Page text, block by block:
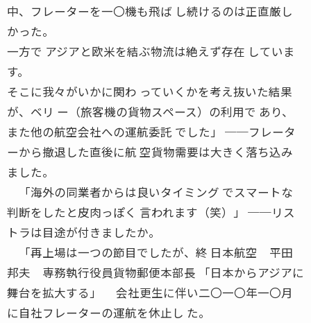
中、フレーターを一〇機も飛ば し続けるのは正直厳し
かった。
一方で アジアと欧米を結ぶ物流は絶えず存在 していま
す。
そこに我々がいかに関わ っていくかを考え抜いた結果
が、ベリ ー（旅客機の貨物スペース）の利用で あり、
また他の航空会社への運航委託 でした」 ──フレータ
ーから撤退した直後に航 空貨物需要は大きく落ち込み
ました。
「海外の同業者からは良いタイミング でスマートな
判断をしたと皮肉っぽく 言われます（笑）」 ──リス
トラは目途が付きましたか。
「再上場は一つの節目でしたが、終 日本航空 平田
邦夫 専務執行役員貨物郵便本部長 「日本からアジアに
舞台を拡大する」 会社更生に伴い二〇一〇年一〇月
に自社フレーターの運航を休止し た。